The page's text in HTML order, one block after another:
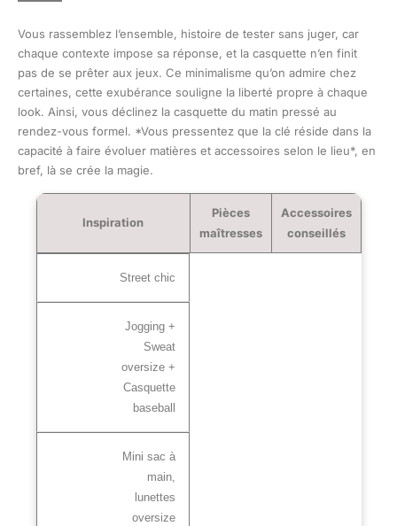
Vous rassemblez l’ensemble, histoire de tester sans juger, car
chaque contexte impose sa réponse, et la casquette n’en finit
pas de se prêter aux jeux. Ce minimalisme qu’on admire chez
certaines, cette exubérance souligne la liberté propre à chaque
look. Ainsi, vous déclinez la casquette du matin pressé au
rendez-vous formel. *Vous pressentez que la clé réside dans la
capacité à faire évoluer matières et accessoires selon le lieu*, en
bref, là se crée la magie.
Inspiration
Pièces
maîtresses
Accessoires
conseillés
Street chic
Jogging +
Sweat
oversize +
Casquette
baseball
Mini sac à
main,
lunettes
oversize